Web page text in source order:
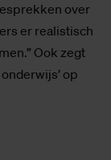
over
er realistisch
Ook zegt
op